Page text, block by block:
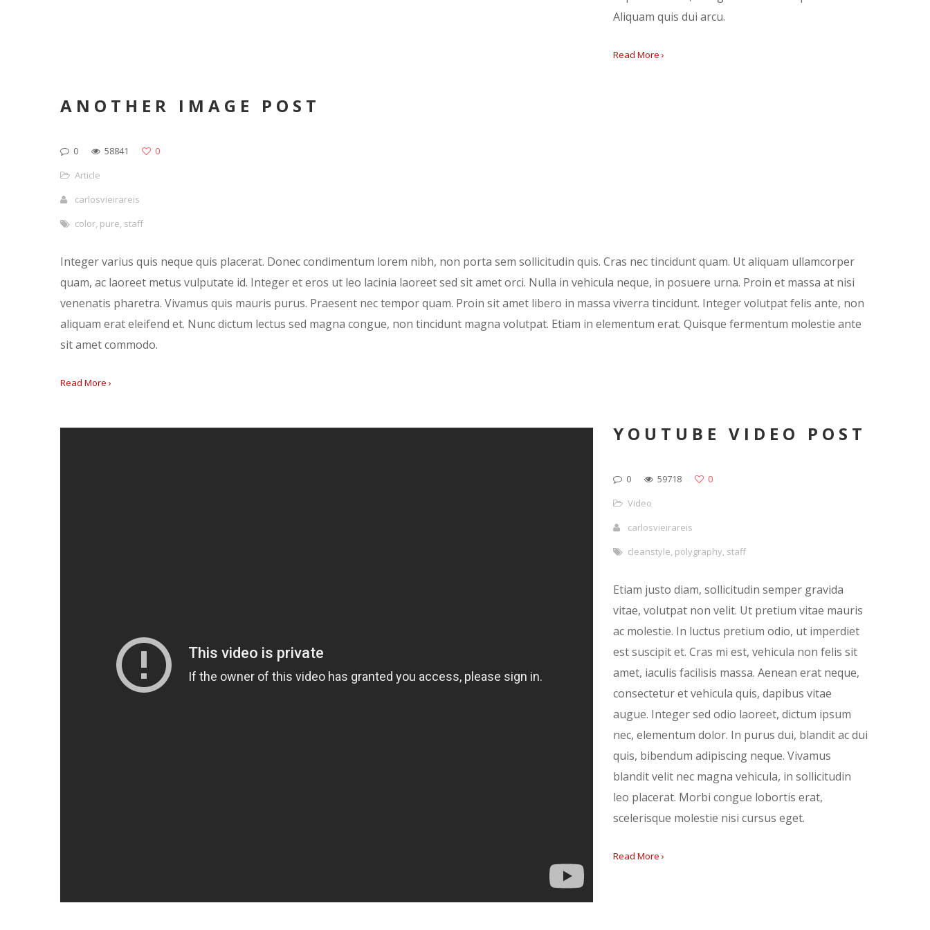
Aliquam quis dui arcu.
Read More ›
ANOTHER IMAGE POST
0 58841
0
Article
carlosvieirareis
color, pure, staff
Integer varius quis neque quis placerat. Donec condimentum lorem nibh, non porta sem sollicitudin quis. Cras nec tincidunt quam. Ut aliquam ullamcorper
quam, ac laoreet metus vulputate id. Integer et eros ut leo lacinia laoreet sed sit amet orci. Nulla in vehicula neque, in posuere urna. Proin et massa at nisi
venenatis pharetra. Vivamus quis mauris purus. Praesent nec tempor quam. Proin sit amet libero in massa viverra tincidunt. Integer volutpat felis ante, non
aliquam erat eleifend et. Nunc dictum lectus sed magna congue, non tincidunt magna volutpat. Etiam in elementum erat. Quisque fermentum molestie ante
sit amet commodo.
Read More ›
YOUTUBE VIDEO POST
0 59718
0
Video
carlosvieirareis
cleanstyle, polygraphy, staff
Etiam justo diam, sollicitudin semper gravida
vitae, volutpat non velit. Ut pretium vitae mauris
ac molestie. In luctus pretium odio, ut imperdiet
est suscipit et. Cras mi est, vehicula non felis sit
amet, iaculis facilisis massa. Aenean erat neque,
consectetur et vehicula quis, dapibus vitae
augue. Integer sed odio laoreet, dictum ipsum
nec, elementum dolor. In purus dui, blandit ac dui
quis, bibendum adipiscing neque. Vivamus
blandit velit nec magna vehicula, in sollicitudin
leo placerat. Morbi congue lobortis erat,
scelerisque molestie nisi cursus eget.
Read More ›